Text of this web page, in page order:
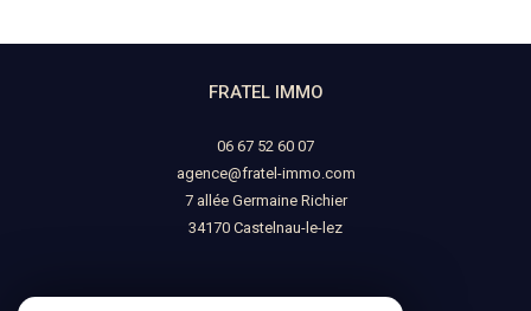
FRATEL IMMO
06 67 52 60 07
agence@fratel-immo.com
7 allée Germaine Richier
34170
castelnau-le-lez